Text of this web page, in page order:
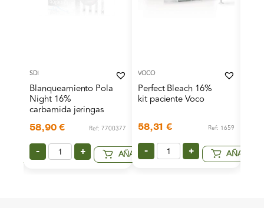
AÑADIR
SDI
Blanqueamiento Pola
Night 16%
carbamida jeringas
58,90€ Ref: 7700377
- + AÑADIR
VOCO
Perfect Bleach 16%
kit paciente Voco
58,31 € Ref: 1659
- + AÑADIR